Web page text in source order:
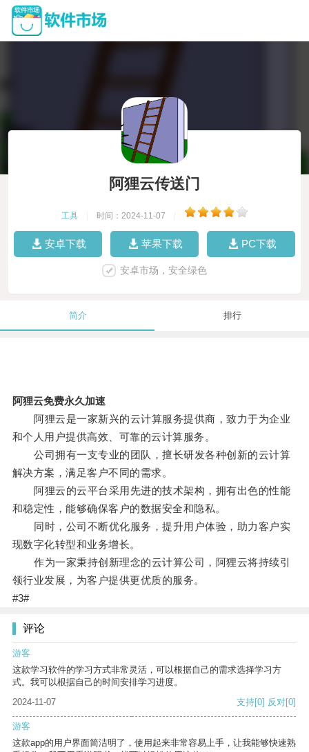
阿狸云传送门
工具 时间：2024-11-07
安卓下载 苹果下载 PC下载
安卓市场，安全绿色
简介 排行
阿狸云免费永久加速
阿狸云是一家新兴的云计算服务提供商，致力于为企业
和个人用户提供高效、可靠的云计算服务。
公司拥有一支专业的团队，擅长研发各种创新的云计算
解决方案，满足客户不同的需求。
阿狸云的云平台采用先进的技术架构，拥有出色的性能
和稳定性，能够确保客户的数据安全和隐私。
同时，公司不断优化服务，提升用户体验，助力客户实
现数字化转型和业务增长。
作为一家秉持创新理念的云计算公司，阿狸云将持续引
领行业发展，为客户提供更优质的服务。
#3#
评论
游客
这款学习软件的学习方式非常灵活，可以根据自己的需求选择学习方
式。我可以根据自己的时间安排学习进度。
2024-11-07
支持[0] 反对[0]
游客
这款app的用户界面简洁明了，使用起来非常容易上手，让我能够快速熟